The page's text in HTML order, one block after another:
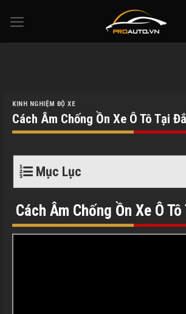
KINH NGHIỆM ĐỘ XE
Cách Âm Chống Ồn Xe Ô Tô Tại
Mục Lục
Cách Âm Chống Ồn Xe Ô